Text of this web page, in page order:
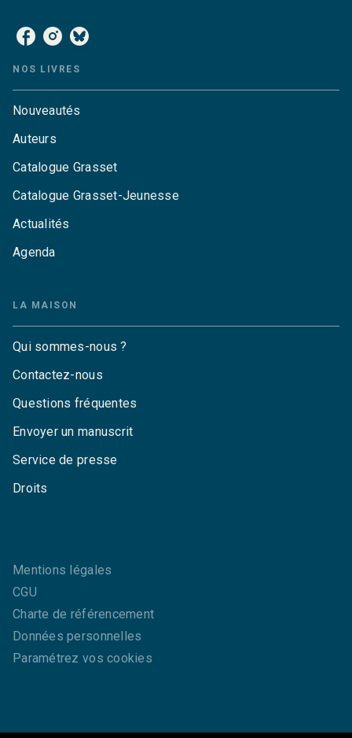
NOS LIVRES
Nouveautés
Auteurs
Catalogue Grasset
Catalogue Grasset-Jeunesse
Actualités
Agenda
LA MAISON
Qui sommes-nous ?
Contactez-nous
Questions fréquentes
Envoyer un manuscrit
Service de presse
Droits
Mentions légales
CGU
Charte de référencement
Données personnelles
Paramétrez vos cookies